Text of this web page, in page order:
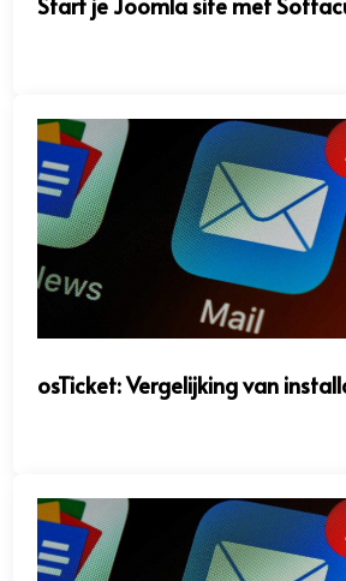
osTicket: Vergelijking van